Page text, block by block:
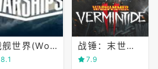
战舰世界(World of Warships)
8.1
战锤：末世鼠疫2(Warhammer)
7.9